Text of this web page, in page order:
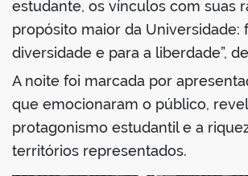
estudante, os vínculos com suas
propósito maior da Universidade:
diversidade e para a liberdade”,
A noite foi marcada por
que emocionaram o público,
protagonismo estudantil e a
territórios representados.